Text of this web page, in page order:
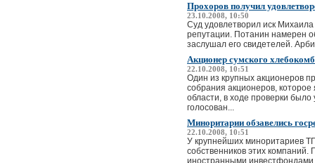
Прохоров получил
23.10.2008, 10:50
Суд удовлетворил иск
репутации. Потанин намерен
заслушал его свидетелей.
Акционер сумского
22.10.2008, 10:51
Один из крупных акционеров
собрания акционеров,
области, в ходе проверки
голосован...
Миноритарии обзавелись
22.10.2008, 10:51
У крупнейших миноритариев
собственников этих
иностранными инвестфондами